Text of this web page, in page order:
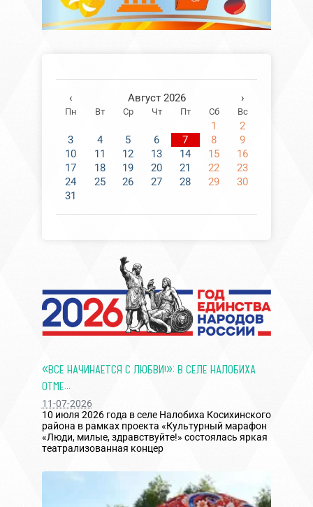
‹ Август 2026 ›
Пн Вт Ср Чт Пт Сб Вс
1
2
3
4 5 6 7 8
9
10
11 12 13 14 15
16
17
18 19 20 21 22
23
24
25 26 27 28 29
30
31
«ВСЕ НАЧИНАЕТСЯ С ЛЮБВИ!»: В СЕЛЕ НАЛОБИХА
ОТМЕ...
11-07-2026
10 июля 2026 года в селе Налобиха Косихинского
района в рамках проекта «Культурный марафон
«Люди, милые, здравствуйте!» состоялась яркая
театрализованная концер